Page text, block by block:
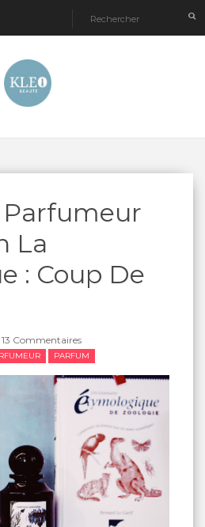
La
: Coup De
13 Commentaires
PARFUM